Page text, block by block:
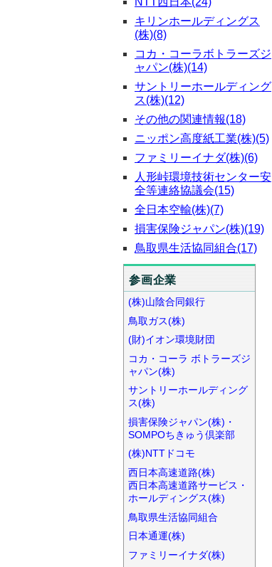
キリンホールディングス
(株)(8)
コカ・コーラボトラーズジ
ャパン(株)(14)
サントリーホールディング
ス(株)(12)
その他の関連情報(18)
ニッポン高度紙工業(株)(5)
ファミリーイナダ(株)(6)
人形峠環境技術センター安
全等連絡協議会(15)
全日本空輸(株)(7)
損害保険ジャパン(株)(19)
鳥取県生活協同組合(17)
参画企業
(株)山陰合同銀行
鳥取ガス(株)
(財)イオン環境財団
コカ・コーラ ボトラーズジ
ャパン(株)
サントリーホールディング
ス(株)
損害保険ジャパン(株)・
SOMPOちきゅう倶楽部
(株)NTTドコモ
西日本高速道路(株)
西日本高速道路サービス・
ホールディングス(株)
鳥取県生活協同組合
日本通運(株)
ファミリーイナダ(株)